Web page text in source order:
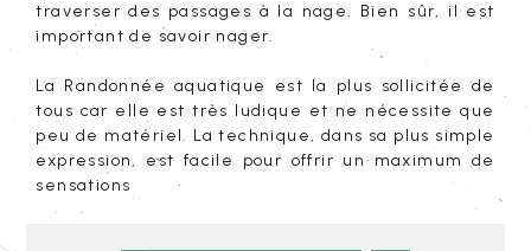
traverser des passages à la nage. Bien sûr, il est
important de savoir nager.
La Randonnée aquatique est la plus sollicitée de
tous car elle est très ludique et ne nécessite que
peu de matériel. La technique, dans sa plus simple
expression, est facile pour offrir un maximum de
sensations